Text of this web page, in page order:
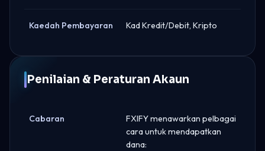
Kaedah Pembayaran Kad Kredit/Debit, Kripto
Penilaian & Peraturan Akaun
Cabaran
FXIFY menawarkan pelbagai
cara untuk mendapatkan
dana: